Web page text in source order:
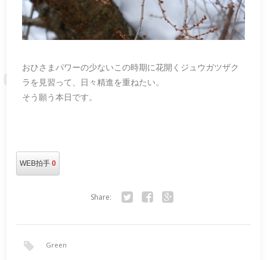
おひさまパワーの少ないこの時期に花開くジュウガツザク
ラを見習って、日々精進を重ねたい。
そう願う本日です。
WEB拍手0
Share:
Green